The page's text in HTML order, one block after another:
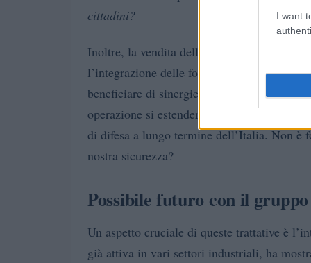
I want
cittadini?
Inoltre, la vendita dell’unità difesa di Iveco
l’integrazione delle forze industriali
beneficiare di sinergie e di una maggiore
operazione si estenderanno oltre il
di difesa a lungo termine dell’Italia. Non è
nostra sicurezza?
Possibile futuro con il
Un aspetto cruciale di queste trattative è
già attiva in vari settori industriali, ha